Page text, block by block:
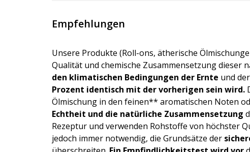
Empfehlungen
Unsere Produkte (Roll-ons, ätherische
Qualität und chemische Zusammensetzung
den klimatischen Bedingungen der Ernte und
Prozent identisch mit der vorherigen sein wird.
Ölmischung in den feinen** aromatischen Noten
Echtheit und die natürliche Zusammensetzung
Rezeptur und verwenden Rohstoffe von höchster
jedoch immer notwendig, die Grundsätze der